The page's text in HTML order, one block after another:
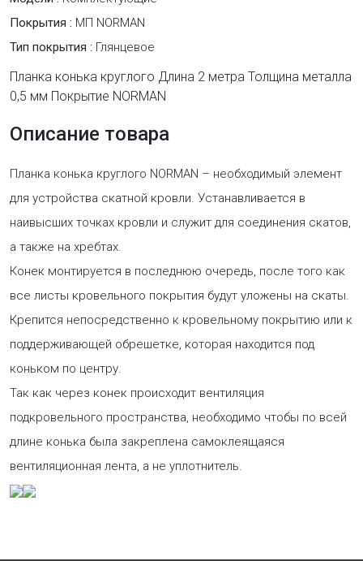
Покрытия : МП NORMAN
Тип покрытия : Глянцевое
Планка конька круглого Длина 2 метра Толщина металла
0,5 мм Покрытие NORMAN
Описание товара
Планка конька круглого NORMAN – необходимый элемент
для устройства скатной кровли. Устанавливается в
наивысших точках кровли и служит для соединения скатов,
а также на хребтах.
Конек монтируется в последнюю очередь, после того как
все листы кровельного покрытия будут уложены на скаты.
Крепится непосредственно к кровельному покрытию или к
поддерживающей обрешетке, которая находится под
коньком по центру.
Так как через конек происходит вентиляция
подкровельного пространства, необходимо чтобы по всей
длине конька была закреплена самоклеящаяся
вентиляционная лента, а не уплотнитель.